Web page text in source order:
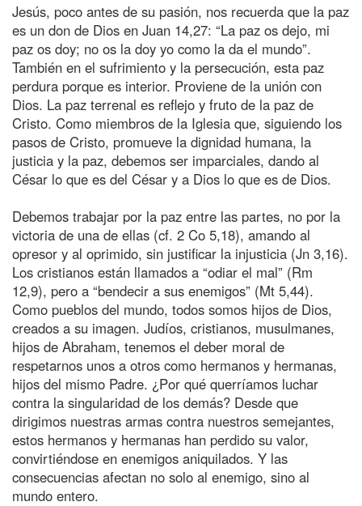
Jesús, poco antes de su pasión, nos recuerda que la paz
es un don de Dios en Juan 14,27: “La paz os dejo, mi
paz os doy; no os la doy yo como la da el mundo”.
También en el sufrimiento y la persecución, esta paz
perdura porque es interior. Proviene de la unión con
Dios. La paz terrenal es reflejo y fruto de la paz de
Cristo. Como miembros de la Iglesia que, siguiendo los
pasos de Cristo, promueve la dignidad humana, la
justicia y la paz, debemos ser imparciales, dando al
César lo que es del César y a Dios lo que es de Dios.
Debemos trabajar por la paz entre las partes, no por la
victoria de una de ellas (cf. 2 Co 5,18), amando al
opresor y al oprimido, sin justificar la injusticia (Jn 3,16).
Los cristianos están llamados a “odiar el mal” (Rm
12,9), pero a “bendecir a sus enemigos” (Mt 5,44).
Como pueblos del mundo, todos somos hijos de Dios,
creados a su imagen. Judíos, cristianos, musulmanes,
hijos de Abraham, tenemos el deber moral de
respetarnos unos a otros como hermanos y hermanas,
hijos del mismo Padre. ¿Por qué querríamos luchar
contra la singularidad de los demás? Desde que
dirigimos nuestras armas contra nuestros semejantes,
estos hermanos y hermanas han perdido su valor,
convirtiéndose en enemigos aniquilados. Y las
consecuencias afectan no solo al enemigo, sino al
mundo entero.